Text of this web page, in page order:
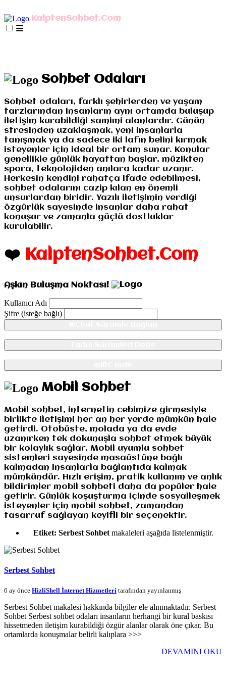
KalptenSohbet.Com
Sohbet Odaları
Sohbet odaları, farklı şehirlerden ve yaşam
tarzlarından insanların aynı ortamda buluşup
iletişim kurabildiği samimi alanlardır. Günün
stresinden uzaklaşmak, yeni insanlarla
tanışmak ya da sadece iki lafın belini kırmak
isteyenler için ideal bir ortam sunar. Konular
genellikle günlük hayattan başlar, müzikten
spora, teknolojiden anılara kadar uzanır.
Herkesin kendini rahatça ifade edebilmesi,
sohbet odalarını cazip kılan en önemli
unsurlardan biridir. Yazılı iletişimin verdiği
özgürlük sayesinde insanlar daha rahat
konuşur ve zamanla güçlü dostluklar
kurulabilir.
❤️ KalptenSohbet.Com
Aşkın Buluşma Noktası!
Kullanıcı Adı
Şifre (isteğe bağlı)
Mobil Sohbet
Mobil sohbet, internetin cebimize girmesiyle
birlikte iletişimi her an her yerde mümkün hale
getirdi. Otobüste, molada ya da evde
uzanırken tek dokunuşla sohbet etmek büyük
bir kolaylık sağlar. Mobil uyumlu sohbet
sistemleri sayesinde masaüstüne bağlı
kalmadan insanlarla bağlantıda kalmak
mümkündür. Hızlı erişim, pratik kullanım ve anlık
bildirimler mobil sohbeti daha da popüler hale
getirir. Günlük koşuşturma içinde sosyalleşmek
isteyenler için mobil sohbet, zamandan
tasarruf sağlayan keyifli bir seçenektir.
Etiket: Serbest Sohbetmakaleleri aşağıda listelenmiştir.
Serbest Sohbet
6 ay önce HizliShell İnternet Hizmetleri tarafından yayınlanmış
Serbest Sohbet makalesi hakkında bilgiler ele alınmaktadır. Serbest
Sohbet Serbest sohbet odaları insanların herhangi bir kural baskısı
hissetmeden iletişim kurabildiği özgür alanlar olarak öne çıkar. Bu
ortamlarda konuşmalar belirli kalıplara >>>
DEVAMINI OKU